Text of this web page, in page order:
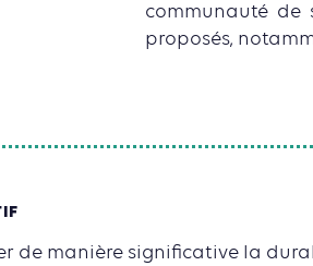
communauté de
proposés,
de manière significative la